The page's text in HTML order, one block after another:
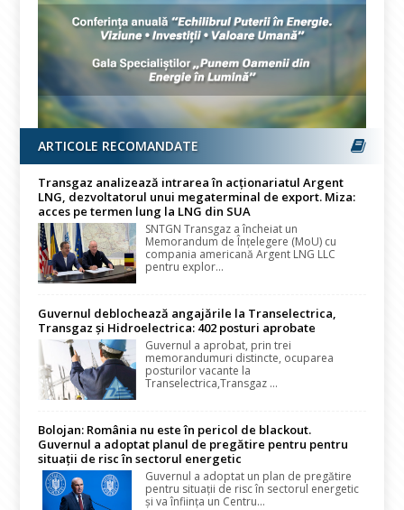
ARTICOLE RECOMANDATE
Transgaz analizează intrarea în acționariatul Argent
LNG, dezvoltatorul unui megaterminal de export. Miza:
acces pe termen lung la LNG din SUA
SNTGN Transgaz a încheiat un
Memorandum de Înțelegere (MoU) cu
compania americană Argent LNG LLC
pentru explor...
Guvernul deblochează angajările la Transelectrica,
Transgaz și Hidroelectrica: 402 posturi aprobate
Guvernul a aprobat, prin trei
memorandumuri distincte, ocuparea
posturilor vacante la
Transelectrica,Transgaz ...
Bolojan: România nu este în pericol de blackout.
Guvernul a adoptat planul de pregătire pentru pentru
situații de risc în sectorul energetic
Guvernul a adoptat un plan de pregătire
pentru situații de risc în sectorul energetic
și va înființa un Centru...